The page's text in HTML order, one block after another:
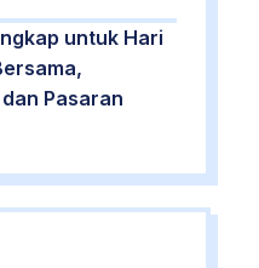
untuk Hari
Pasaran